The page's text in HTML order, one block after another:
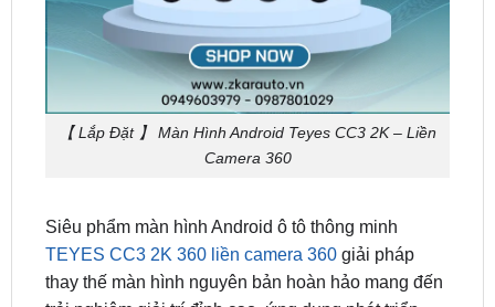
【 Lắp Đặt 】 Màn Hình Android Teyes CC3 2K – Liền
Camera 360
Siêu phẩm màn hình Android ô tô thông minh
thay thế màn hình nguyên bản hoàn hảo mang đến
trải nghiệm giải trí đỉnh cao, ứng dụng phát triển
độc quyền giúp nâng tầm trải nghiệm lái xe lên